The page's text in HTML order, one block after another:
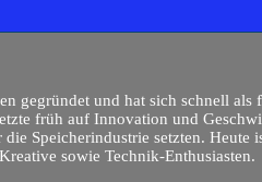
gegründet und hat sich schnell als
früh auf Innovation und
Speicherindustrie setzten.
sowie Technik-Enthusiasten.